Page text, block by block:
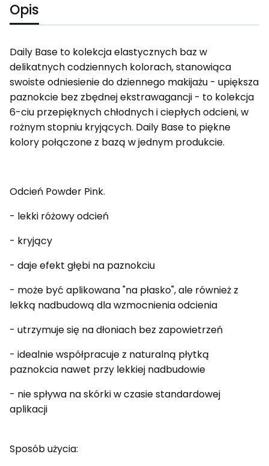
Opis
Daily Base to kolekcja elastycznych baz w
delikatnych codziennych kolorach, stanowiąca
swoiste odniesienie do dziennego makijażu - upiększa
paznokcie bez zbędnej ekstrawagancji - to kolekcja
6-ciu przepięknych chłodnych i ciepłych odcieni, w
rożnym stopniu kryjących. Daily Base to piękne
kolory połączone z bazą w jednym produkcie.
Odcień Powder Pink.
- lekki różowy odcień
- kryjący
- daje efekt głębi na paznokciu
- może być aplikowana "na płasko", ale również z
lekką nadbudową dla wzmocnienia odcienia
- utrzymuje się na dłoniach bez zapowietrzeń
- idealnie współpracuje z naturalną płytką
paznokcia nawet przy lekkiej nadbudowie
- nie spływa na skórki w czasie standardowej
aplikacji
Sposób użycia: